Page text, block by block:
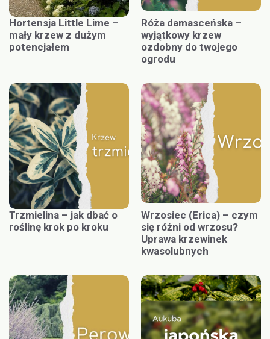
Hortensja Little Lime –
mały krzew z dużym
potencjałem
Róża damasceńska –
wyjątkowy krzew
ozdobny do twojego
ogrodu
Trzmielina – jak dbać o
roślinę krok po kroku
Wrzosiec (Erica) – czym
się różni od wrzosu?
Uprawa krzewinek
kwasolubnych